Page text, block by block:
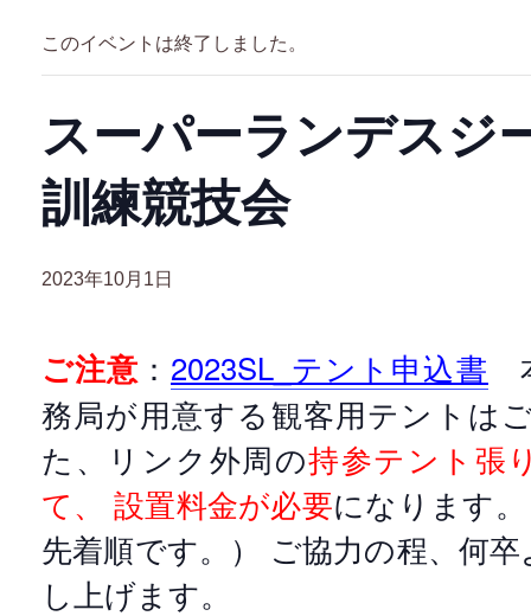
このイベントは終了しました。
スーパーランデスジ
訓練競技会
2023年10月1日
ご注意 ： 2023SL_テント申込書
務局が用意する観客用テントは
た、リンク外周の持参テント張
て、 設置料金が必要になります
先着順です。） ご協力の程、何
し上げます。